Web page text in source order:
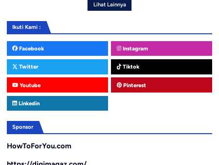
Lihat Lainnya
Ikuti Kami :
Facebook Instagram
Twitter Tiktok
Youtube Pinterest
Linkedin
Sponsor
HowToForYou.com